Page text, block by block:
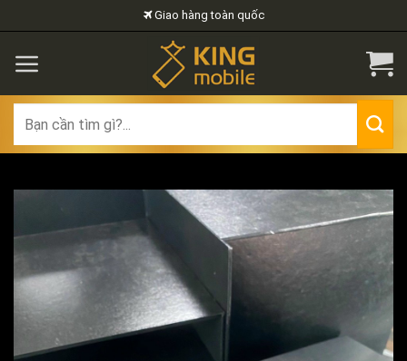
to
content
Giao hàng toàn quốc
for: